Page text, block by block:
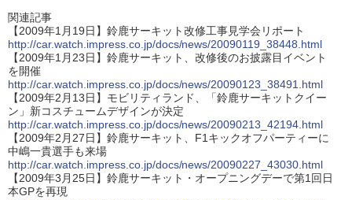
関連記事
【2009年1月19日】鈴鹿サーキット改修工事見学会リポート
http://car.watch.impress.co.jp/docs/news/20090119_38448.html
【2009年1月23日】鈴鹿サーキット、改修後のお披露目イベント
を開催
http://car.watch.impress.co.jp/docs/news/20090123_38491.html
【2009年2月13日】モビリティランド、「鈴鹿サーキットクイー
ン」新コスチュームデザインが決定
http://car.watch.impress.co.jp/docs/news/20090213_42194.html
【2009年2月27日】鈴鹿サーキット、F1キックオフパーティーに
中嶋一貴選手も来場
http://car.watch.impress.co.jp/docs/news/20090227_43030.html
【2009年3月25日】鈴鹿サーキット・オープニングデーで第1回日
本GPを再現